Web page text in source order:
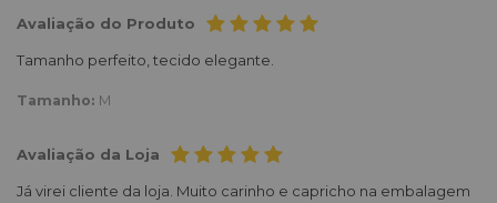
Avaliação do Produto
Tamanho perfeito, tecido elegante.
Tamanho: M
Avaliação da Loja
Já virei cliente da loja. Muito carinho e capricho na embalagem